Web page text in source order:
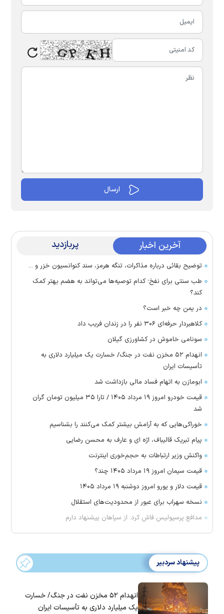
آخرین اخبار پربازدید
توضیح بقائی درباره مذاکرات، تنگه هرمز، سند کنوانسیون خزر و ...
طب سنتی برای نفخ؛ کدام توصیه‌ها می‌تواند به هضم بهتر کمک
کند؟
در یمن چه خبر است؟
کلاهبردار حرفه‌ای ۳۰۶ نفر را در زندان فریب داد
سونامی خاموش در کشاورزی گیلان
انهدام ۵۲ مخزن نفت در جنگ/ خسارت یک میلیارد دلاری به
تأسیسات ایران
ابومازن به اتهام فساد مالی بازداشت شد
قیمت خودرو امروز ۱۹ مرداد ۱۴۰۵ / تارا ۳۵ میلیون تومان گران
شد
خوراکی‌هایی که به آرامش بیشتر کمک می‌کنند را بشناسیم
پیام تبریک قالیباف، اژه ای و عارف به محسن رضایی
واکنش وزیر ارتباطات به حجم‌خوری اینترنت
قیمت سیمان امروز ۱۹ مرداد ۱۴۰۵ چند؟
قیمت دلار و یورو امروز دوشنبه ۱۹ مرداد ۱۴۰۵
نسخه سهراب برای عبور از محدودیت‌های استقلال
مدافع پرسپولیس فاش کرد: از سپاهان پیشنهاد دارم
پیشنهاد سردبیر
انهدام ۵۲ مخزن نفت در جنگ/ خسارت
یک میلیارد دلاری به تأسیسات ایران